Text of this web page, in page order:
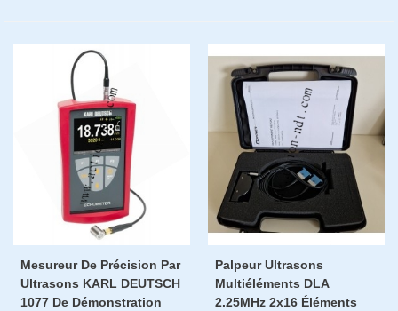
Mesureur De Précision Par
Ultrasons KARL DEUTSCH
1077 De Démonstration
Palpeur Ultrasons
Multiéléments DLA
2.25MHz 2x16 Éléments